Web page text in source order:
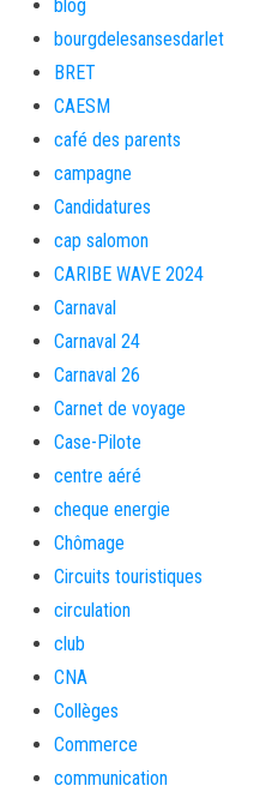
blog
bourgdelesansesdarlet
BRET
CAESM
café des parents
campagne
Candidatures
cap salomon
CARIBE WAVE 2024
Carnaval
Carnaval 24
Carnaval 26
Carnet de voyage
Case-Pilote
centre aéré
cheque energie
Chômage
Circuits touristiques
circulation
club
CNA
Collèges
Commerce
communication